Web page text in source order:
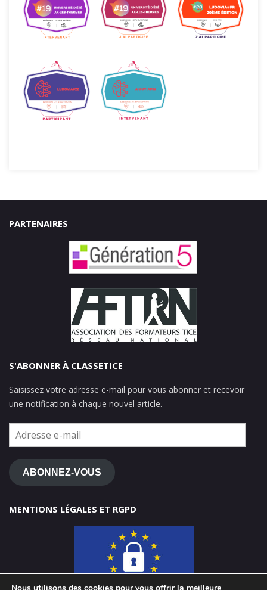
PARTENAIRES
S'ABONNER À CLASSETICE
Saisissez votre adresse e-mail pour vous abonner et recevoir
une notification à chaque nouvel article.
Adresse
e-
mail
ABONNEZ-VOUS
MENTIONS LÉGALES ET RGPD